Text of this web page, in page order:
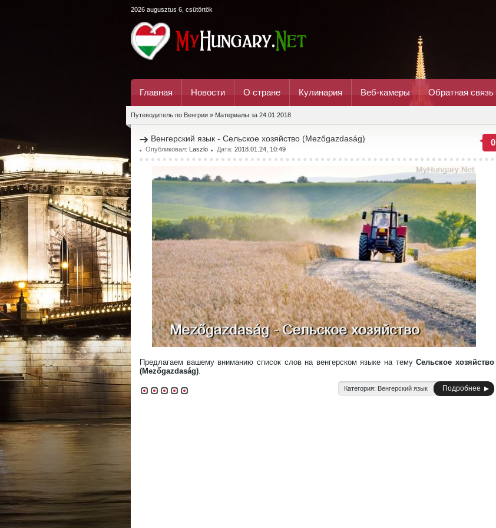
2026 augusztus 6, csütörtök
Главная Новости О стране Кулинария Веб-камеры Обратная связь
Путеводитель по Венгрии » Материалы за 24.01.2018
0
Венгерский язык - Сельское хозяйство (Mezőgazdaság)
Опубликовал: Laszlo Дата: 2018.01.24, 10:49
Предлагаем вашему вниманию список слов на венгерском языке на темуСельское хозяйство
(Mezőgazdaság).
Категория: Венгерский язык Подробнее